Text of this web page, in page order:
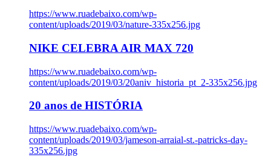
https://www.ruadebaixo.com/wp-
content/uploads/2019/03/nature-335x256.jpg
NIKE CELEBRA AIR MAX 720
https://www.ruadebaixo.com/wp-
content/uploads/2019/03/20aniv_historia_pt_2-335x256.jpg
20 anos de HISTÓRIA
https://www.ruadebaixo.com/wp-
content/uploads/2019/03/jameson-arraial-st.-patricks-day-
335x256.jpg